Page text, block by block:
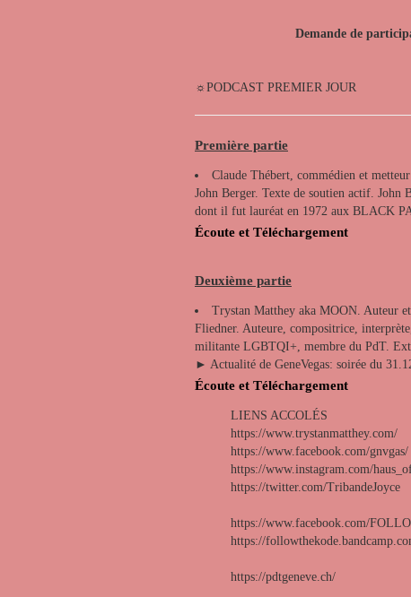
Demande de
☼PODCAST PREMIER JOUR
Première partie
Claude Thébert, commédien et
John Berger. Texte de soutien actif.
dont il fut lauréat en 1972 aux BLACK
Écoute et Téléchargement
Deuxième partie
Trystan Matthey aka MOON. Auteur
Fliedner. Auteure, compositrice,
militante LGBTQI+, membre du PdT.
► Actualité de GeneVegas: soirée du
Écoute et Téléchargement
LIENS ACCOLÉS
https://www.trystanmatthey.com/
https://www.facebook.com/gnvgas/
https://www.instagram.com/
https://twitter.com/TribandeJoyce
https://www.facebook.com/
https://
https://pdtgeneve.ch/